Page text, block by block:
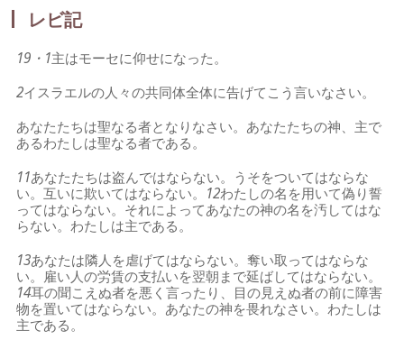
レビ記
19・1主はモーセに仰せになった。
2イスラエルの人々の共同体全体に告げてこう言いなさい。
あなたたちは聖なる者となりなさい。あなたたちの神、主で
あるわたしは聖なる者である。
11あなたたちは盗んではならない。うそをついてはならな
い。互いに欺いてはならない。 12わたしの名を用いて偽り誓
ってはならない。それによってあなたの神の名を汚してはな
らない。わたしは主である。
13あなたは隣人を虐げてはならない。奪い取ってはならな
い。雇い人の労賃の支払いを翌朝まで延ばしてはならない。
14耳の聞こえぬ者を悪く言ったり、目の見えぬ者の前に障害
物を置いてはならない。あなたの神を畏れなさい。わたしは
主である。